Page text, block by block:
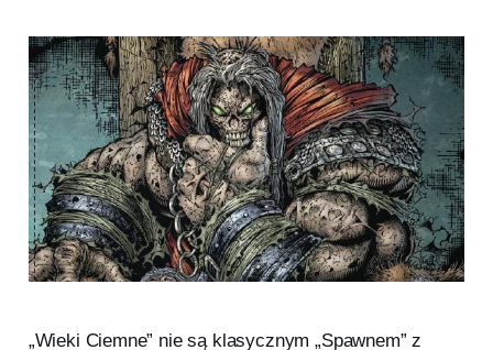
„Wieki Ciemne” nie są klasycznym „Spawnem” z